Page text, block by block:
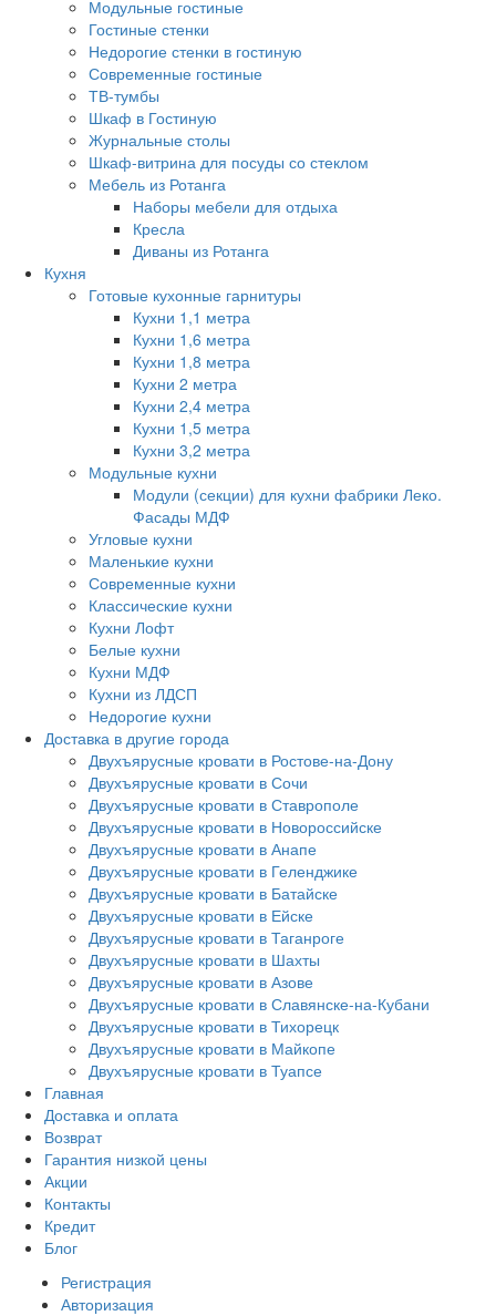
Модульные гостиные
Гостиные стенки
Недорогие стенки в гостиную
Современные гостиные
ТВ-тумбы
Шкаф в Гостиную
Журнальные столы
Шкаф-витрина для посуды со стеклом
Мебель из Ротанга
Наборы мебели для отдыха
Кресла
Диваны из Ротанга
Кухня
Готовые кухонные гарнитуры
Кухни 1,1 метра
Кухни 1,6 метра
Кухни 1,8 метра
Кухни 2 метра
Кухни 2,4 метра
Кухни 1,5 метра
Кухни 3,2 метра
Модульные кухни
Модули (секции) для кухни фабрики Леко.
Фасады МДФ
Угловые кухни
Маленькие кухни
Современные кухни
Классические кухни
Кухни Лофт
Белые кухни
Кухни МДФ
Кухни из ЛДСП
Недорогие кухни
Доставка в другие города
Двухъярусные кровати в Ростове-на-Дону
Двухъярусные кровати в Сочи
Двухъярусные кровати в Ставрополе
Двухъярусные кровати в Новороссийске
Двухъярусные кровати в Анапе
Двухъярусные кровати в Геленджике
Двухъярусные кровати в Батайске
Двухъярусные кровати в Ейске
Двухъярусные кровати в Таганроге
Двухъярусные кровати в Шахты
Двухъярусные кровати в Азове
Двухъярусные кровати в Славянске-на-Кубани
Двухъярусные кровати в Тихорецк
Двухъярусные кровати в Майкопе
Двухъярусные кровати в Туапсе
Главная
Доставка и оплата
Возврат
Гарантия низкой цены
Акции
Контакты
Кредит
Блог
Регистрация
Авторизация